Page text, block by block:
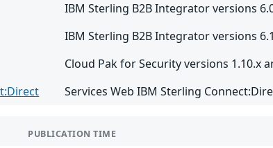
IBM Sterling B2B Integrator versions
IBM Sterling B2B Integrator versions
Cloud Pak for Security versions 1.10.x
Services Web IBM Sterling
PUBLICATION TIME